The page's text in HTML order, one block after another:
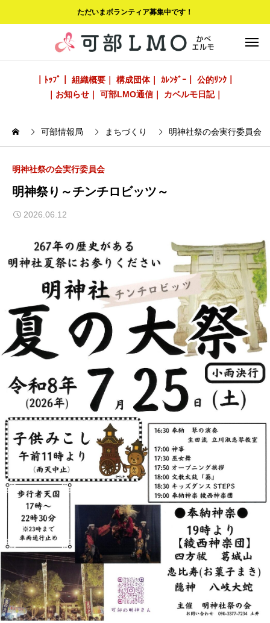
ただいまボランティア募集中です！
｜ﾄｯﾌﾟ｜ 組織概要｜ 構成団体｜ ｶﾚﾝﾀﾞｰ｜
公的ﾘﾝｸ｜
｜お知らせ｜
可部LMO通信｜ カベルモ日記｜
可部情報局 まちづくり 明神社祭の会実行委員会
明神社祭の会実行委員会
明神祭り～チンチロビッツ～
2026.06.12